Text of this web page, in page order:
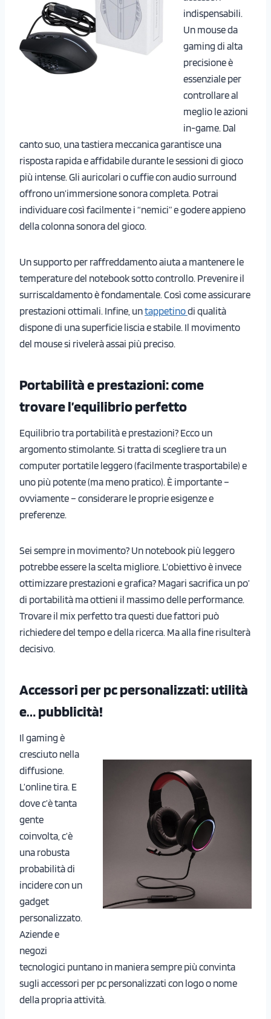
indispensabili.
Un mouse da
gaming di alta
precisione è
essenziale per
controllare al
meglio le azioni
in-game. Dal
canto suo, una tastiera meccanica garantisce una
risposta rapida e affidabile durante le sessioni di gioco
più intense. Gli auricolari o cuffie con audio surround
offrono un’immersione sonora completa. Potrai
individuare così facilmente i “nemici” e godere appieno
della colonna sonora del gioco.
Un supporto per raffreddamento aiuta a mantenere le
temperature del notebook sotto controllo. Prevenire il
surriscaldamento è fondamentale. Così come assicurare
prestazioni ottimali. Infine, untappetinodi qualità
dispone di una superficie liscia e stabile. Il movimento
del mouse si rivelerà assai più preciso.
Portabilità e prestazioni: come
trovare l’equilibrio perfetto
Equilibrio tra portabilità e prestazioni? Ecco un
argomento stimolante. Si tratta di scegliere tra un
computer portatile leggero (facilmente trasportabile) e
uno più potente (ma meno pratico). È importante –
ovviamente – considerare le proprie esigenze e
preferenze.
Sei sempre in movimento? Un notebook più leggero
potrebbe essere la scelta migliore. L’obiettivo è invece
ottimizzare prestazioni e grafica? Magari sacrifica un po’
di portabilità ma ottieni il massimo delle performance.
Trovare il mix perfetto tra questi due fattori può
richiedere del tempo e della ricerca. Ma alla fine risulterà
decisivo.
Accessori per pc personalizzati: utilità
e… pubblicità!
Il gaming è
cresciuto nella
diffusione.
L’online tira. E
dove c’è tanta
gente
coinvolta, c’è
una robusta
probabilità di
incidere con un
gadget
personalizzato.
Aziende e
negozi
tecnologici puntano in maniera sempre più convinta
sugli accessori per pc personalizzati con logo o nome
della propria attività.